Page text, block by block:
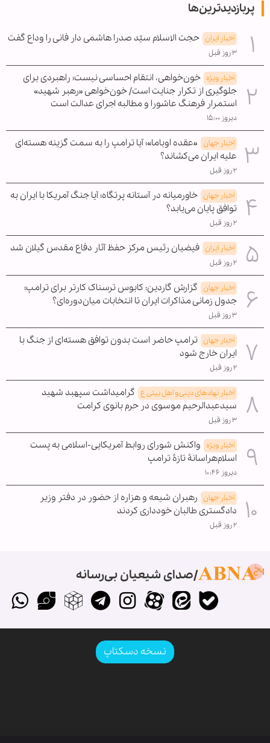
پربازدیدترین‌ها
اخبار ایران حجت الاسلام سیّد صدرا هاشمی دار فانی را وداع گفت
۳ روز قبل
اخبار ویژه خون‌خواهی، انتقام احساسی نیست؛ راهبردی برای
جلوگیری از تکرار جنایت است/ خون‌خواهی «رهبر شهید»
استمرار فرهنگ عاشورا و مطالبه اجرای عدالت است
دیروز ۱۵:۰۰
اخبار جهان «عقده اوباما»؛ آیا ترامپ را به سمت گزینه هسته‌ای
علیه ایران می‌کشاند؟
۲ روز قبل
اخبار جهان خاورمیانه در آستانه پرتگاه؛ آیا جنگ آمریکا با ایران به
توافق پایان می‌یابد؟
۲ روز قبل
اخبار ایران فیضیان رئیس مرکز حفظ آثار دفاع مقدس گیلان شد
۲ روز قبل
اخبار جهان گزارش گاردین: کابوس ترسناک کارتر برای ترامپ؛
جدول زمانی مذاکرات ایران تا انتخابات میان‌دوره‌ای؟
۳ روز قبل
اخبار جهان ترامپ حاضر است بدون توافق هسته‌ای از جنگ با
ایران خارج شود
۲ روز قبل
اخبار نهادهای دینی و اهل بیتی ع گرامیداشت سپهبد شهید
سیدعبدالرحیم موسوی در حرم بانوی کرامت
۳ روز قبل
اخبار ویژه واکنش شورای روابط آمریکایی-اسلامی به پست
اسلام‌هراسانۀ تازۀ ترامپ
دیروز ۱۰:۴۶
اخبار جهان رهبران شیعه و هزاره از حضور در دفتر وزیر
دادگستری طالبان خودداری کردند
۲ روز قبل
صدای شیعیان بی‌رسانه
نسخه دسکتاپ